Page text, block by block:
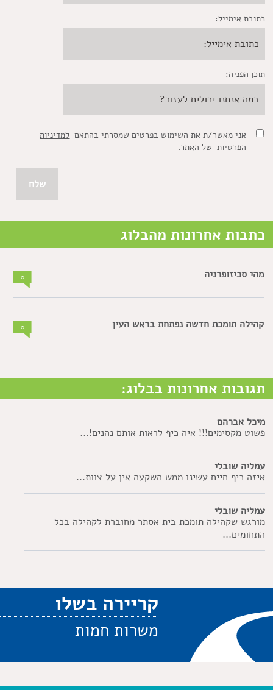
כתובת אימייל:
תוכן הפניה:
אני מאשר/ת את השימוש בפרטים שמסרתי בהתאם למדיניות
הפרטיותשל האתר.
כתבות אחרונות מהבלוג
מהי סכיזופרניה
קהילה תומכת חדשה נפתחת בראש העין
תגובות אחרונות בבלוג:
מיכל אברהם
פשוט מקסימים!!! איה כיף לראות אותם נהנים!...
עמליה שובלי
איזה כיף חיים עשינו ממש השקעה אין על צוות...
עמליה שובלי
מורגש שקהילה תומכת בית אסתר מחוברת לקהילה בכל
התחומים...
קריירה בשלו
משרות חמות